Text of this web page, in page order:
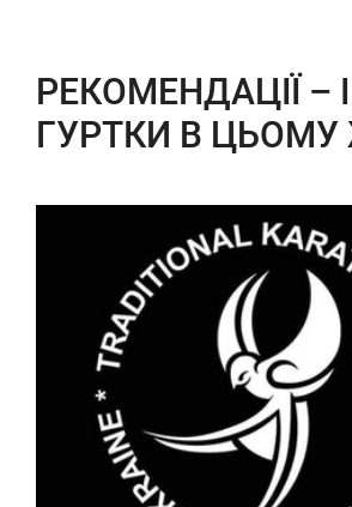
РЕКОМЕНДАЦІЇ –
ГУРТКИ В ЦЬОМУ